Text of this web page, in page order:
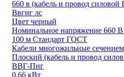
660 в (кабель и провод
Ввгнг лс
Цвет черный
Номинальное напряжение 660
100 м Стандарт ГОСТ
Кабели многожильные
Плоский (кабель и провод
ВВГ-Пнг
0.66 кВт